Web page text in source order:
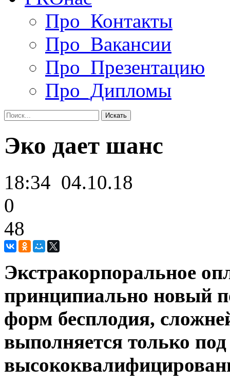
Про_Контакты
Про_Вакансии
Про_Презентацию
Про_Дипломы
Эко дает шанс
18:34 04.10.18
0
48
Экстракорпоральное
принципиально новый
форм бесплодия,
выполняется только